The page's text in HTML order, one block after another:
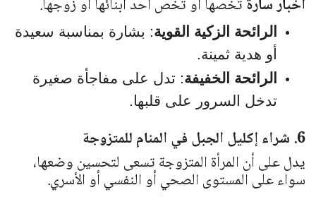
أخبار سارةتخصها أو تخص أحد أبنائها أو زوجها.
الرائحة الزكية القوية: بشارة بمناسبة سعيدة
أو هدية ثمينة.
الرائحة الخفيفة: تدل على مفاجأة صغيرة
تدخل السرور على قلبها.
6. شراء إكليل الجبل في المنام للمتزوجة
يدل على أن المرأة المتزوجة تسعى لتحسين وضعها،
سواء على المستوى الصحي أو النفسي أو الأسري.